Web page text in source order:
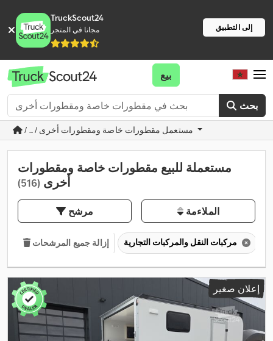
TruckScout24
مجانا في المتجر إلى التطبيق
بحث
بيع
مستعملة للبيع مقطورات خاصة ومقطورات
أخرى (516)
مرشح الملاءمة
إزالة جميع المرشحات
إعلان صغير